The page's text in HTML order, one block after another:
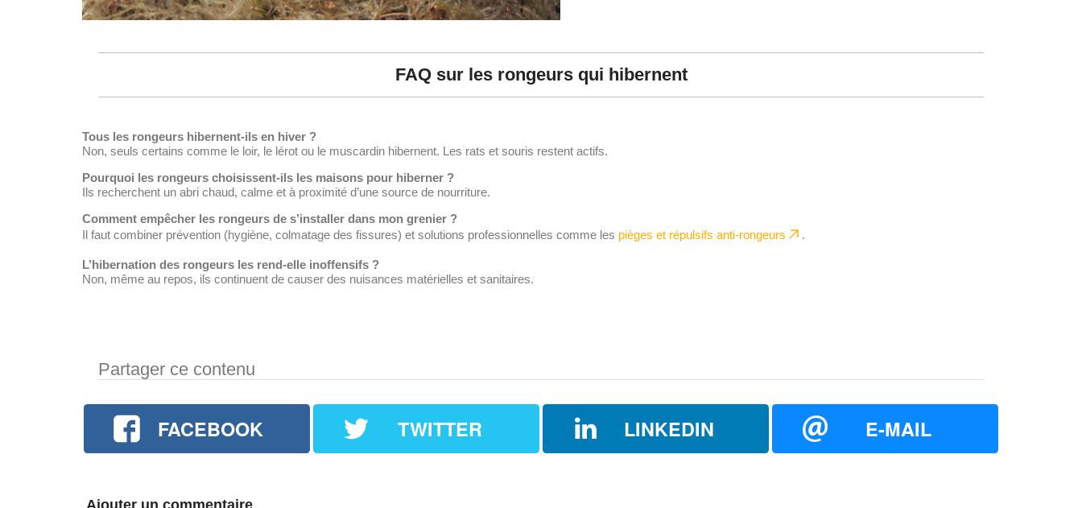
FAQ sur les rongeurs qui hibernent
Tous les rongeurs hibernent-ils en hiver ?
Non, seuls certains comme le loir, le lérot ou le muscardin hibernent. Les rats et souris restent actifs.
Pourquoi les rongeurs choisissent-ils les maisons pour hiberner ?
Ils recherchent un abri chaud, calme et à proximité d’une source de nourriture.
Comment empêcher les rongeurs de s’installer dans mon grenier ?
Il faut combiner prévention (hygiène, colmatage des fissures) et solutions professionnelles comme les pièges et répulsifs anti-rongeurs .
L’hibernation des rongeurs les rend-elle inoffensifs ?
Non, même au repos, ils continuent de causer des nuisances matérielles et sanitaires.
Partager ce contenu
FACEBOOK TWITTER LINKEDIN E-MAIL
Ajouter un commentaire